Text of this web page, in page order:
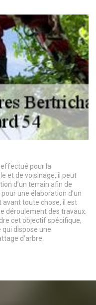
effectué pour la
et de voisinage, il peut
d’un terrain afin de
une élaboration d’un
avant toute chose, il est
déroulement des travaux.
cet objectif spécifique,
qui dispose une
d’arbre.